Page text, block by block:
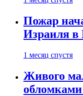
Пожар
Израиля в
1 месяц спустя
Живого
обломками